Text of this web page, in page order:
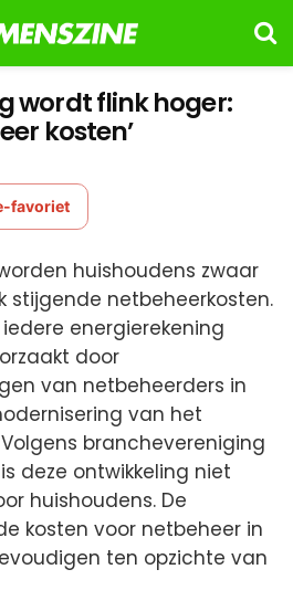
wordt flink hoger:
kosten’
favoriet
huishoudens zwaar
stijgende netbeheerkosten.
energierekening
door
van netbeheerders in
van het
Volgens branchevereniging
deze ontwikkeling niet
huishoudens. De
kosten voor netbeheer in
ten opzichte van